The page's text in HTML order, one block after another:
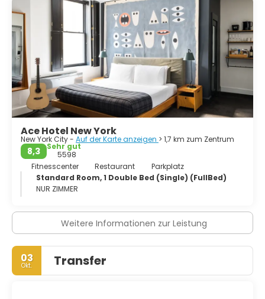
Manhattan die meisten Wahrzeichen der Stadt
beherbergt, hat jeder der Stadtteile seine eigene
einzigartige und unverwechselbare Persönlichkeit, die es
zu erkunden lohnt. Von den historischen Straßen
Brooklyns bis zur internationalen Küche von Queens gibt
es in der Stadt für jeden etwas. Vor allem aber ist New
York eine Stadt, in der man Spaß haben und sich
verwöhnen lassen kann. Also, genießen Sie es und
machen Sie sich bereit, in den Big Apple zu beißen. New
York City hat für jeden etwas zu bieten: Architektur, Kunst,
Küche, Unterhaltung, Shopping. Alles ist hier.
Ace Hotel New York
New York City - Auf der Karte anzeigen > 1,7 km zum Zentrum
8,3
Sehr gut
5598
Fitnesscenter
Restaurant
Parkplatz
Standard Room, 1 Double Bed (Single) (FullBed)
NUR ZIMMER
Weitere Informationen zur Leistung
03
Okt. Transfer